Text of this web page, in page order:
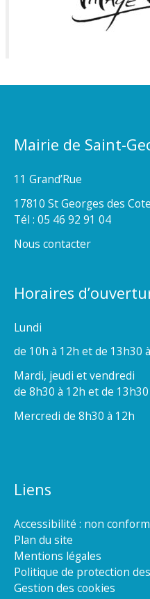
Mairie de Saint-
11 Grand’Rue
17810 St Georges des
Tél : 05 46 92 91 04
Nous contacter
Horaires
Lundi
de 10h à 12h et de 13h30
Mardi, jeudi et vendredi
de 8h30 à 12h et de
Mercredi de 8h30 à 12h
Liens
Accessibilité : non
Plan du site
Mentions légales
Politique de protection
Gestion des cookies